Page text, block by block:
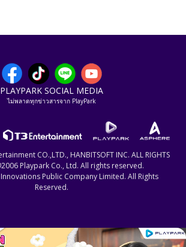
PLAYPARK SOCIAL MEDIA
ไม่พลาดทุกข่าวสารจาก PlayPark
CO.,LTD., HANBITSOFT INC. ALL RIGHTS
©2006 Playpark Co., Ltd. All rights reserved.
Public Company Limited. All Rights
Reserved.